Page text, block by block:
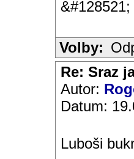
&#128521;
Volby:
Re: Sraz
Autor:
Datum:
Luboši